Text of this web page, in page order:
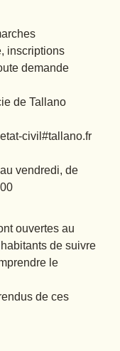
inscriptions
demande
de Tallano
civil#tallano.fr
vendredi, de
ouvertes au
de suivre
le
de ces